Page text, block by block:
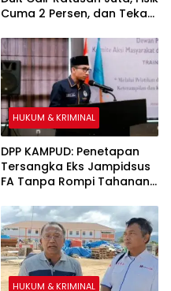
Cuma 2 Persen, dan Teka-
Bombana
HUKUM & KRIMINAL
DPP KAMPUD: Penetapan
Tersangka Eks Jampidsus
FA Tanpa Rompi Tahanan
Khusus
HUKUM & KRIMINAL